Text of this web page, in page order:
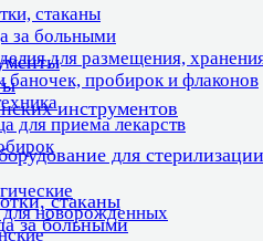
стаканы
за больными
для размещения,
баночек, пробирок и флаконов
для приема лекарств
для новорожденных
инструментов
для
стаканы
за больными